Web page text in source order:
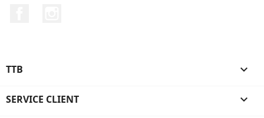
TTB 
SERVICE CLIENT 